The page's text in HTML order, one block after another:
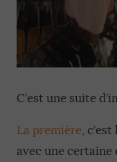
C’est une suite
La première,
avec une certaine